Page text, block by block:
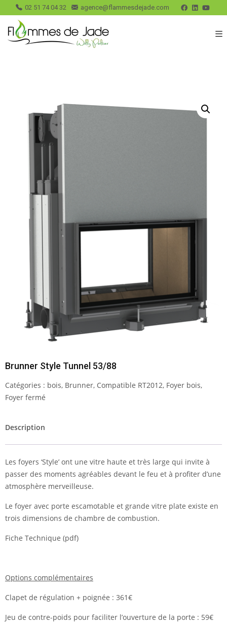
02 51 74 04 32 agence@flammesdejade.com
Brunner Style Tunnel 53/88
Catégories : bois, Brunner, Compatible RT2012, Foyer bois,
Foyer fermé
Description
Les foyers ‘Style’ ont une vitre haute et très large qui invite à
passer des moments agréables devant le feu et à profiter d’une
atmosphère merveilleuse.
Le foyer avec porte escamotable et grande vitre plate existe en
trois dimensions de chambre de combustion.
Fiche Technique (pdf)
Options complémentaires
Clapet de régulation + poignée : 361€
Jeu de contre-poids pour faciliter l’ouverture de la porte : 59€